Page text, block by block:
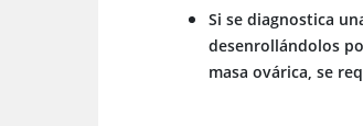
Si se diagnostica
desenrollándolos
masa ovárica, se